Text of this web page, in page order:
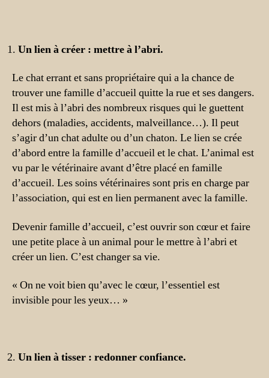
Un lien à créer : mettre à l’abri.
Le chat errant et sans propriétaire qui a la chance de
trouver une famille d’accueil quitte la rue et ses dangers.
Il est mis à l’abri des nombreux risques qui le guettent
dehors (maladies, accidents, malveillance…). Il peut
s’agir d’un chat adulte ou d’un chaton. Le lien se crée
d’abord entre la famille d’accueil et le chat. L’animal est
vu par le vétérinaire avant d’être placé en famille
d’accueil. Les soins vétérinaires sont pris en charge par
l’association, qui est en lien permanent avec la famille.
Devenir famille d’accueil, c’est ouvrir son cœur et faire
une petite place à un animal pour le mettre à l’abri et
créer un lien. C’est changer sa vie.
« On ne voit bien qu’avec le cœur, l’essentiel est
invisible pour les yeux… »
Un lien à tisser : redonner confiance.